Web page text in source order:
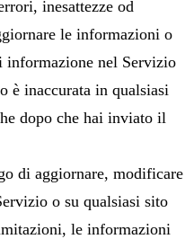
inesattezze od
le informazioni o
informazione nel Servizio
è inaccurata in qualsiasi
dopo che hai inviato il
di aggiornare, modificare
o su qualsiasi sito
le informazioni